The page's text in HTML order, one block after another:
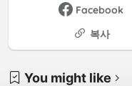
Facebook
복사
You might like